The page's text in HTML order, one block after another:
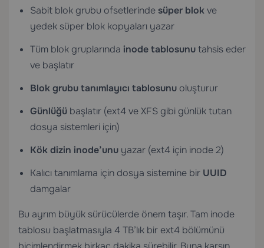
Sabit blok grubu ofsetlerinde süper blokve
yedek süper blok kopyaları yazar
Tüm blok gruplarında inode tablosunutahsis eder
ve başlatır
Blok grubu tanımlayıcı tablosunu oluşturur
Günlüğü başlatır (ext4 ve XFS gibi günlük tutan
dosya sistemleri için)
Kök dizin inode’unu yazar (ext4 için inode 2)
Kalıcı tanımlama için dosya sistemine bir UUID
damgalar
Bu ayrım büyük sürücülerde önem taşır. Tam inode
tablosu başlatmasıyla 4 TB’lık bir ext4 bölümünü